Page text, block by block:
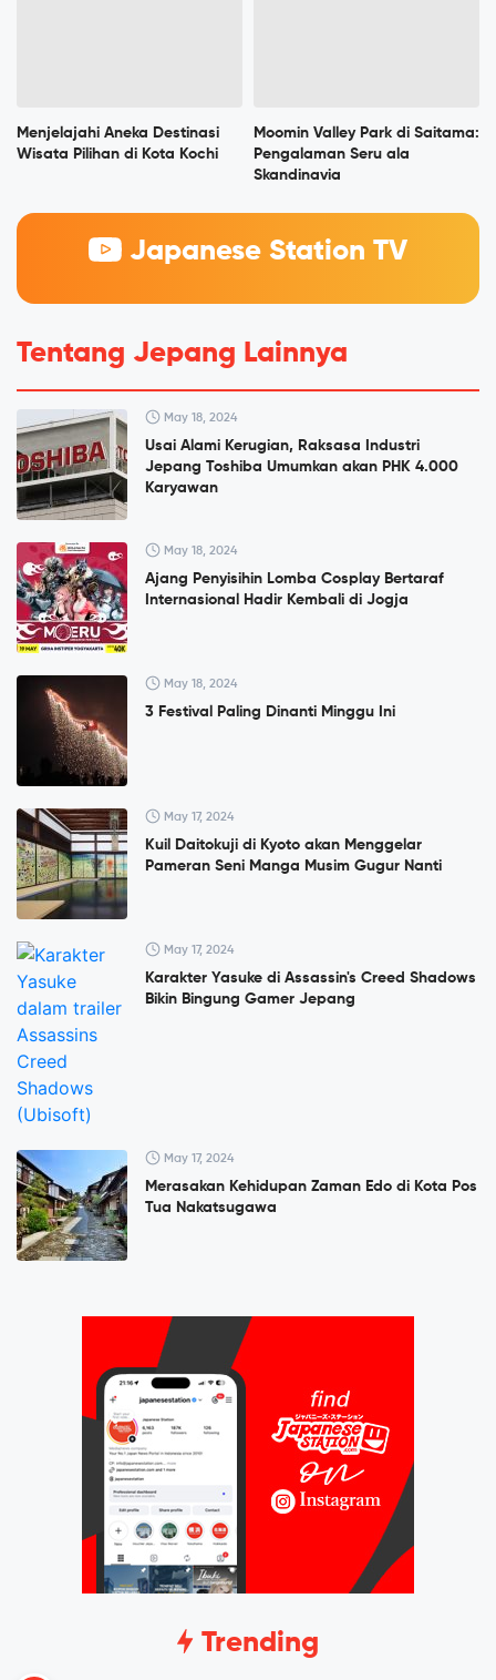
Menjelajahi Aneka Destinasi
Wisata Pilihan di Kota Kochi
Moomin Valley Park di Saitama:
Pengalaman Seru ala
Skandinavia
Japanese Station TV
Tentang Jepang Lainnya
May 18, 2024
Usai Alami Kerugian, Raksasa Industri
Jepang Toshiba Umumkan akan PHK 4.000
Karyawan
May 18, 2024
Ajang Penyisihin Lomba Cosplay Bertaraf
Internasional Hadir Kembali di Jogja
May 18, 2024
3 Festival Paling Dinanti Minggu Ini
May 17, 2024
Kuil Daitokuji di Kyoto akan Menggelar
Pameran Seni Manga Musim Gugur Nanti
May 17, 2024
Karakter Yasuke di Assassin's Creed Shadows
Bikin Bingung Gamer Jepang
May 17, 2024
Merasakan Kehidupan Zaman Edo di Kota Pos
Tua Nakatsugawa
Trending